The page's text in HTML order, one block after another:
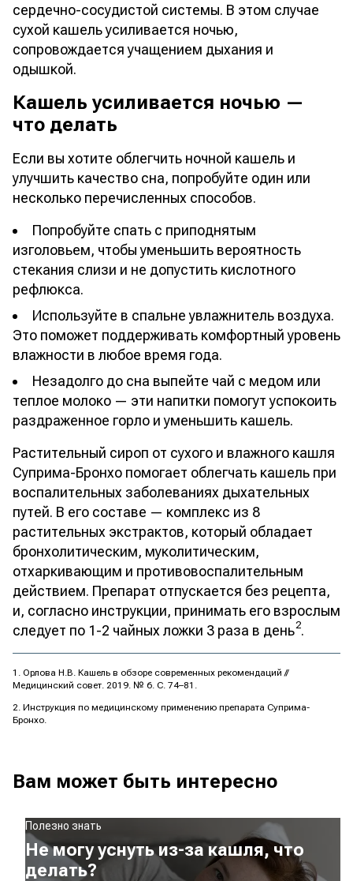
сердечно-сосудистой системы. В этом случае
сухой кашель усиливается ночью,
сопровождается учащением дыхания и
одышкой.
Кашель усиливается ночью —
что делать
Если вы хотите облегчить ночной кашель и
улучшить качество сна, попробуйте один или
несколько перечисленных способов.
Попробуйте спать с приподнятым
изголовьем, чтобы уменьшить вероятность
стекания слизи и не допустить кислотного
рефлюкса.
Используйте в спальне увлажнитель воздуха.
Это поможет поддерживать комфортный уровень
влажности в любое время года.
Незадолго до сна выпейте чай с медом или
теплое молоко — эти напитки помогут успокоить
раздраженное горло и уменьшить кашель.
Растительный сироп от сухого и влажного кашля
Суприма-Бронхо помогает облегчать кашель при
воспалительных заболеваниях дыхательных
путей. В его составе — комплекс из 8
растительных экстрактов, который обладает
бронхолитическим, муколитическим,
отхаркивающим и противовоспалительным
действием. Препарат отпускается без рецепта,
и, согласно инструкции, принимать его взрослым
следует по 1-2 чайных ложки 3 раза в день2.
Орлова Н.В. Кашель в обзоре современных рекомендаций //
Медицинский совет. 2019. № 6. С. 74–81.
Инструкция по медицинскому применению препарата Суприма-
Бронхо.
Вам может быть интересно
Полезно знать
Не могу уснуть из-за кашля, что
делать?